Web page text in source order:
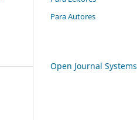
Para Autores
Open Journal Systems